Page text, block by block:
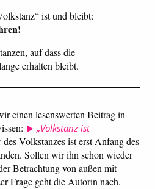
ist und bleibt:
auf dass die
erhalten bleibt.
einen lesenswerten Beitrag in
„Volkstanz ist
Volkstanzes ist erst Anfang des
Sollen wir ihn schon wieder
Betrachtung von außen mit
Frage geht die Autorin nach.